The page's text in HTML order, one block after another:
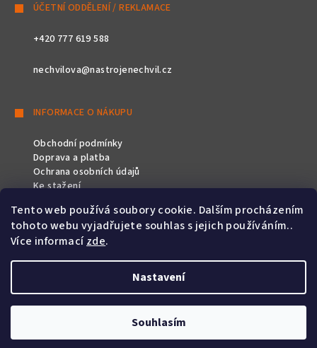
Tento web používá soubory cookie. Dalším procházením
tohoto webu vyjadřujete souhlas s jejich používáním..
Více informacízde.
Nastavení
Souhlasím
ÚČETNÍ ODDĚLENÍ / REKLAMACE
+420 777 619 588
nechvilova@nastrojenechvil.cz
INFORMACE O NÁKUPU
Obchodní podmínky
Doprava a platba
Ochrana osobních údajů
Ke stažení
SLEDUJTE NÁS
Vytvořil Shoptet&PekneWeby